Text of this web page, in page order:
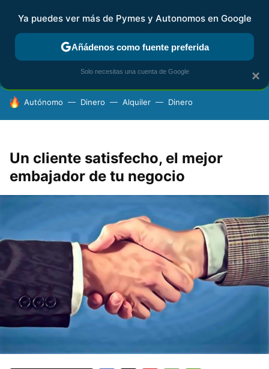
FISCALIDAD Y CONTABILIDAD KIT DIGITAL RENTA
HOY SE HABLA DE
Autónomo Dinero Alquiler Dinero
Un cliente satisfecho, el mejor
embajador de tu negocio
×
Ya puedes ver más de Pymes y Autonomos en Google
Añádenos como fuente preferida
Solo necesitas una cuenta de Google